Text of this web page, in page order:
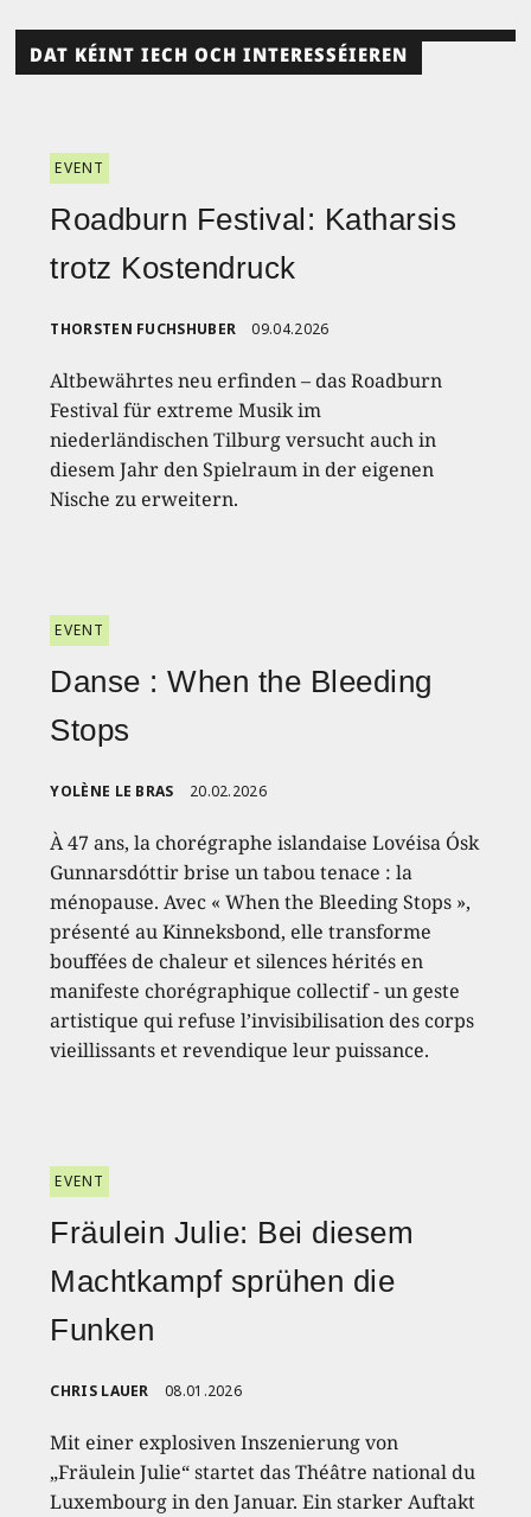
DAT KÉINT IECH OCH INTERESSÉIEREN
EVENT
Roadburn Festival: Katharsis
trotz Kostendruck
THORSTEN FUCHSHUBER 09.04.2026
Altbewährtes neu erfinden – das Roadburn
Festival für extreme Musik im
niederländischen Tilburg versucht auch in
diesem Jahr den Spielraum in der eigenen
Nische zu erweitern.
EVENT
Danse : When the Bleeding
Stops
YOLÈNE LE BRAS 20.02.2026
À 47 ans, la chorégraphe islandaise Lovéisa Ósk
Gunnarsdóttir brise un tabou tenace : la
ménopause. Avec « When the Bleeding Stops »,
présenté au Kinneksbond, elle transforme
bouffées de chaleur et silences hérités en
manifeste chorégraphique collectif - un geste
artistique qui refuse l’invisibilisation des corps
vieillissants et revendique leur puissance.
EVENT
Fräulein Julie: Bei diesem
Machtkampf sprühen die
Funken
CHRIS LAUER 08.01.2026
Mit einer explosiven Inszenierung von
„Fräulein Julie“ startet das Théâtre national du
Luxembourg in den Januar. Ein starker Auftakt